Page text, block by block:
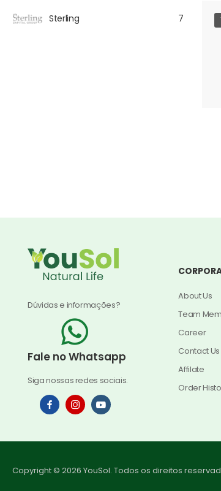
Sterling 7
Dúvidas e informações?
Fale no Whatsapp
Siga nossas redes sociais.
About Us
Team
Career
Contact Us
Affilate
Order
Copyright © 2026 YouSol. Todos os direitos